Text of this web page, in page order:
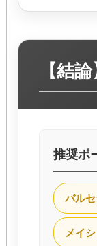
【結論
推奨ポ
バル
メイ